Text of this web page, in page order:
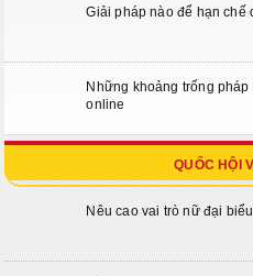
Giải pháp nào để hạn chế
Những khoảng trống
online
QUỐC HỘI
Nêu cao vai trò nữ đại